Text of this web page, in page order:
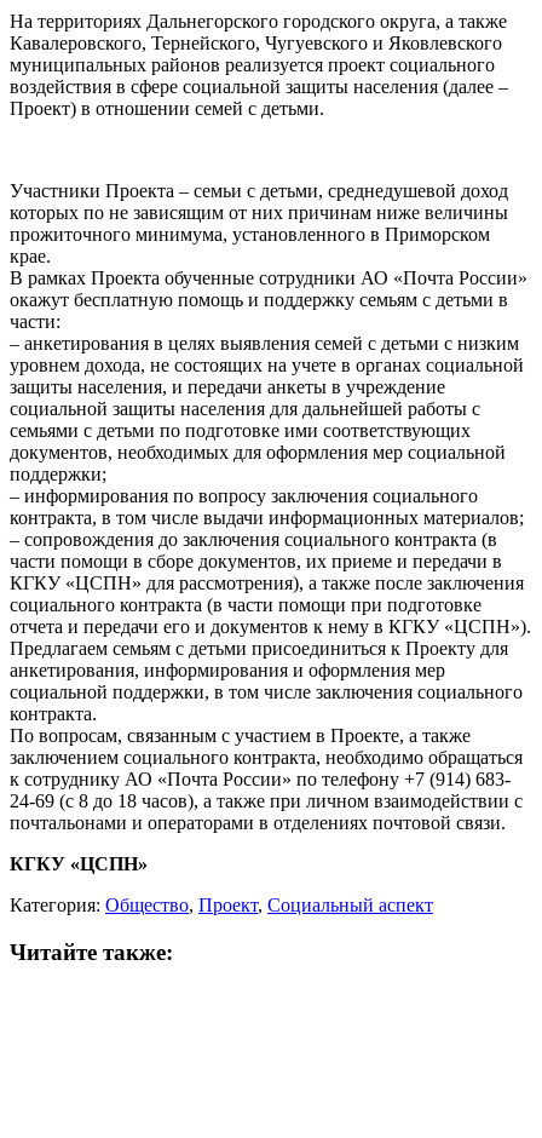
На территориях Дальнегорского городского округа, а также
Кавалеровского, Тернейского, Чугуевского и Яковлевского
муниципальных районов реализуется проект социального
воздействия в сфере социальной защиты населения (далее –
Проект) в отношении семей с детьми.
Участники Проекта – семьи с детьми, среднедушевой доход
которых по не зависящим от них причинам ниже величины
прожиточного минимума, установленного в Приморском
крае.
В рамках Проекта обученные сотрудники АО «Почта России»
окажут бесплатную помощь и поддержку семьям с детьми в
части:
– анкетирования в целях выявления семей с детьми с низким
уровнем дохода, не состоящих на учете в органах социальной
защиты населения, и передачи анкеты в учреждение
социальной защиты населения для дальнейшей работы с
семьями с детьми по подготовке ими соответствующих
документов, необходимых для оформления мер социальной
поддержки;
– информирования по вопросу заключения социального
контракта, в том числе выдачи информационных материалов;
– сопровождения до заключения социального контракта (в
части помощи в сборе документов, их приеме и передачи в
КГКУ «ЦСПН» для рассмотрения), а также после заключения
социального контракта (в части помощи при подготовке
отчета и передачи его и документов к нему в КГКУ «ЦСПН»).
Предлагаем семьям с детьми присоединиться к Проекту для
анкетирования, информирования и оформления мер
социальной поддержки, в том числе заключения социального
контракта.
По вопросам, связанным с участием в Проекте, а также
заключением социального контракта, необходимо обращаться
к сотруднику АО «Почта России» по телефону +7 (914) 683-
24-69 (c 8 до 18 часов), а также при личном взаимодействии с
почтальонами и операторами в отделениях почтовой связи.
КГКУ «ЦСПН»
Категория: Общество, Проект, Социальный аспект
Читайте также: